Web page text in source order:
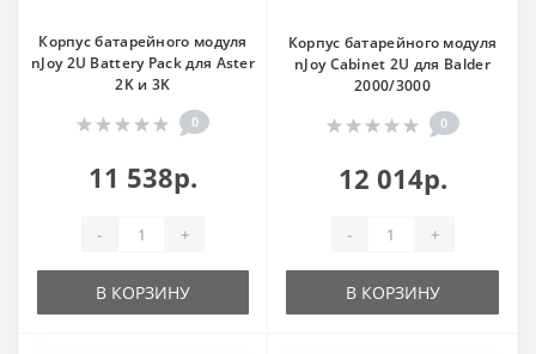
Корпус батарейного модуля
nJoy 2U Battery Pack для Aster
2K и 3K
0
11 538р.
- +
В КОРЗИНУ
Корпус батарейного модуля
nJoy Cabinet 2U для Balder
2000/3000
0
12 014р.
- +
В КОРЗИНУ